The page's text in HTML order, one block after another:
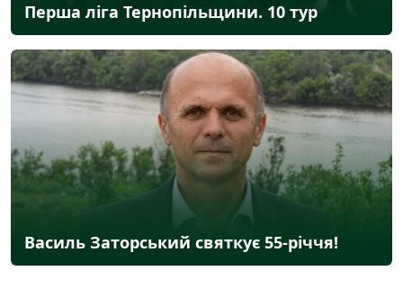
Перша ліга Тернопільщини. 10 тур
Василь Заторський святкує 55-річчя!